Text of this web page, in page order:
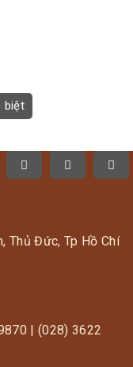
biệt
Thủ Đức, Tp Hồ Chí
| (028) 3622